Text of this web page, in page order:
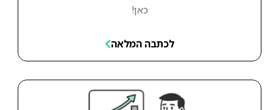
כאן!
לכתבה המלאה